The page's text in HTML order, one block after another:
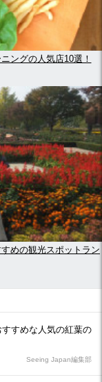
ングの人気店10選！
めの観光スポットラン
すめな人気の紅葉の
Seeing Japan編集部